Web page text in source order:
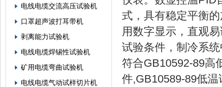
电线电缆交流高压试验机
口罩超声波打耳带机
剥离能力试验机
电线电缆焊锡性试验机
矿用电缆弯曲试验机
电线电缆气动试样切片机
式，具有稳定平衡
用数字显示，直观
试验条件，制冷系
符合GB10592-89高
件,GB10589-89低